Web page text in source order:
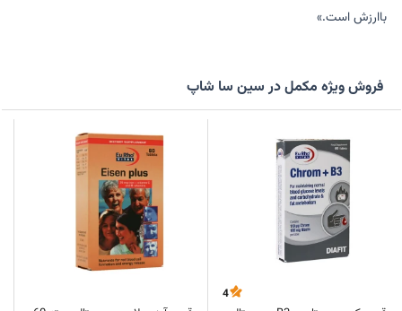
باارزش است.»
فروش ویژه مکمل در سین سا شاپ
4